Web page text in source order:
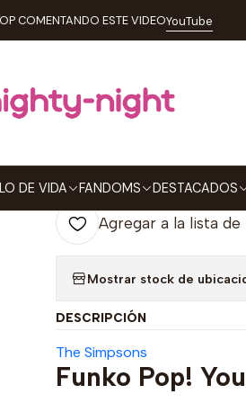
DE VIDA FANDOMS DESTACADOS
COMENTANDO ESTE VIDEOYouTube
Young Obeseus Funko Pop The
Young
1204 Amazon
Cantidad
Agregar a la lista
Mostrar stock de
DESCRIPCIÓN
The Simpsons
Funko Pop!